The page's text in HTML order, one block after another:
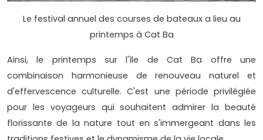
Le festival annuel des courses de bateaux a lieu au
printemps à Cat Ba
Ainsi, le printemps sur l'île de Cat Ba offre une
combinaison harmonieuse de renouveau naturel et
d'effervescence culturelle. C'est une période privilégiée
pour les voyageurs qui souhaitent admirer la beauté
florissante de la nature tout en s'immergeant dans les